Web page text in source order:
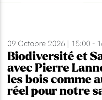
09 Octobre 2026 | 15:00 -
Biodiversité et
avec Pierre
les bois comme
réel pour notre